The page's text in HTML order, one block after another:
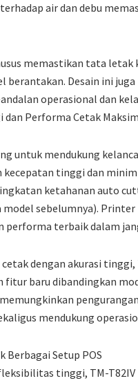
air dan debu
memastikan tata
berantakan. Desain ini
operasional dan
dan Performa Cetak
untuk mendukung
kecepatan tinggi dan
ketahanan auto
model sebelumnya).
performa terbaik dalam
dengan akurasi
fitur baru dibandingkan
mendukung
Setup POS
tinggi, TM-